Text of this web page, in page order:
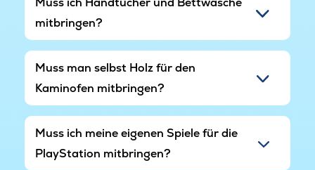
mitbringen?
Muss man selbst Holz für den
Kaminofen mitbringen?
Muss ich meine eigenen Spiele für die
PlayStation mitbringen?